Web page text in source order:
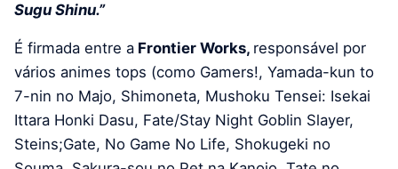
Sugu Shinu.”
É firmada entre a Frontier Works, responsável por
vários animes tops (como Gamers!, Yamada-kun to
7-nin no Majo, Shimoneta, Mushoku Tensei: Isekai
Ittara Honki Dasu, Fate/Stay Night Goblin Slayer,
Steins;Gate, No Game No Life, Shokugeki no